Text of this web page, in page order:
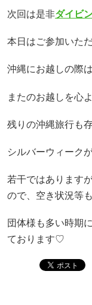
次回は是非ダイビ
本日はご参加いた
沖縄にお越しの際
またのお越しを心
残りの沖縄旅行も
シルバーウィーク
若干ではあります
ので、空き状況等
団体様も多い時期
ております♡